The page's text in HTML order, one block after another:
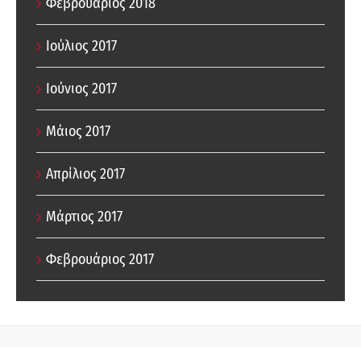
Φεβρουάριος 2018
Ιούλιος 2017
Ιούνιος 2017
Μάιος 2017
Απρίλιος 2017
Μάρτιος 2017
Φεβρουάριος 2017